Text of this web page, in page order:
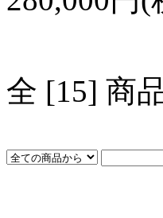
全 [15] 商